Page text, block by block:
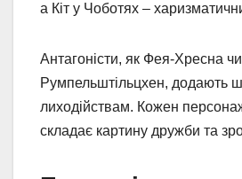
а Кіт у Чоботях –
Антагоністи, як Фея-Хресна чи
Румпельштільцхен, додають
лиходійствам. Кожен
складає картину дружби та